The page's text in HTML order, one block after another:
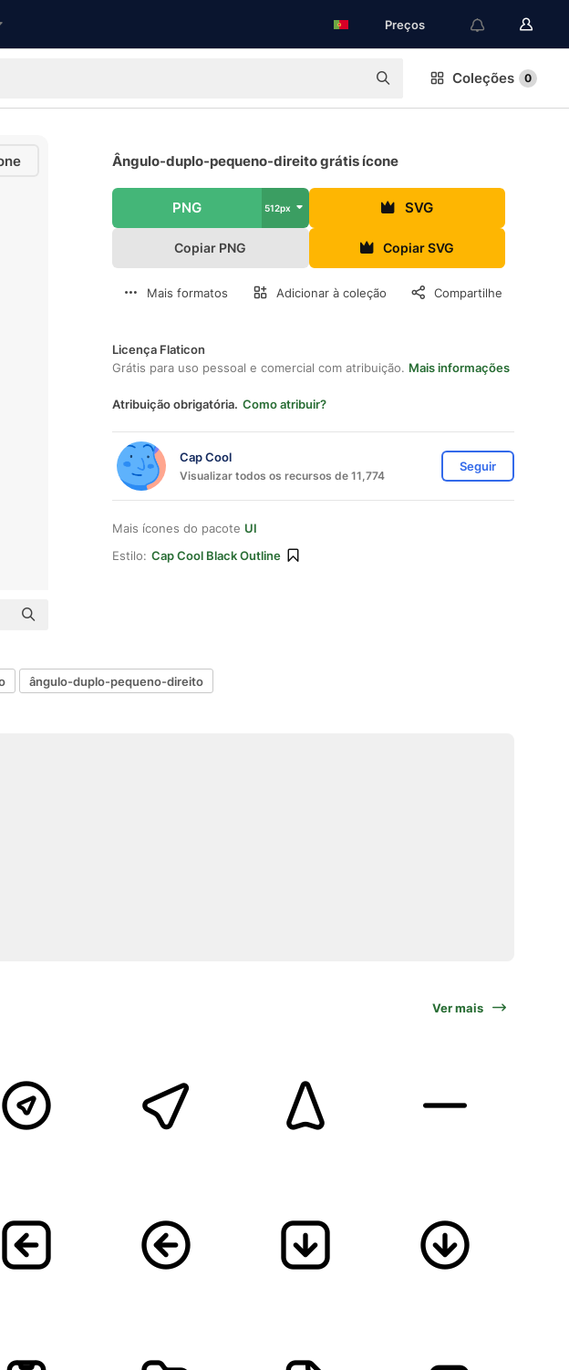
Preços
Coleções 0
Ângulo-duplo-pequeno-direito grátis ícone
PNG 512px SVG
Copiar PNG Copiar SVG
Mais formatos Adicionar à coleção Compartilhe
Licença Flaticon
Grátis para uso pessoal e comercial com atribuição. Mais informações
Atribuição obrigatória. Como atribuir?
Cap Cool
Visualizar todos os recursos de 11,774
Seguir
Mais ícones do pacote UI
Estilo: Cap Cool Black Outline
ângulo-duplo-pequeno-direito
Ver mais